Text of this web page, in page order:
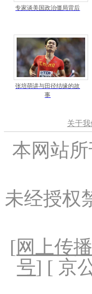
专家谈美国政治僵局背后
张培萌讲与田径结缘的故
事
关于我
本网站
未经授权
[网上传
号] [ 京